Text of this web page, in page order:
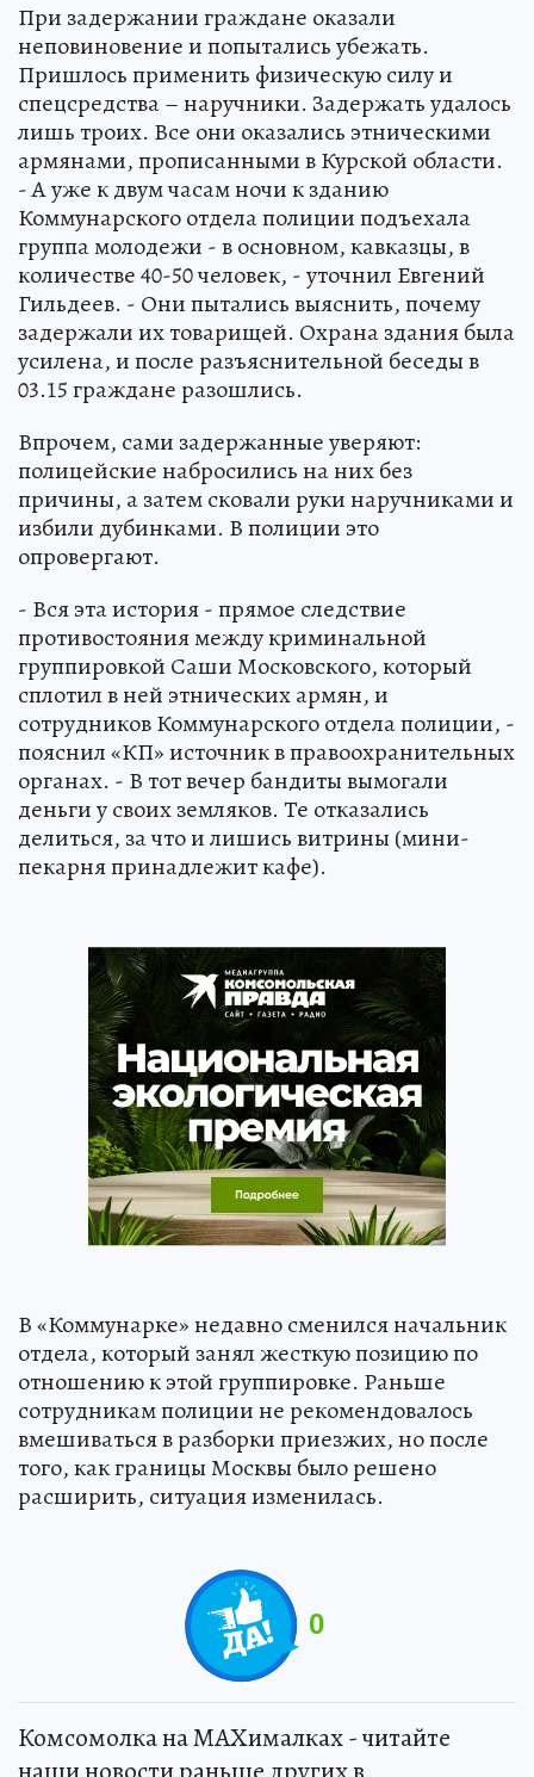
При задержании граждане оказали
неповиновение и попытались убежать.
Пришлось применить физическую силу и
спецсредства – наручники. Задержать удалось
лишь троих. Все они оказались этническими
армянами, прописанными в Курской области.
- А уже к двум часам ночи к зданию
Коммунарского отдела полиции подъехала
группа молодежи - в основном, кавказцы, в
количестве 40-50 человек, - уточнил Евгений
Гильдеев. - Они пытались выяснить, почему
задержали их товарищей. Охрана здания была
усилена, и после разъяснительной беседы в
03.15 граждане разошлись.
Впрочем, сами задержанные уверяют:
полицейские набросились на них без
причины, а затем сковали руки наручниками и
избили дубинками. В полиции это
опровергают.
- Вся эта история - прямое следствие
противостояния между криминальной
группировкой Саши Московского, который
сплотил в ней этнических армян, и
сотрудников Коммунарского отдела полиции, -
пояснил «КП» источник в правоохранительных
органах. - В тот вечер бандиты вымогали
деньги у своих земляков. Те отказались
делиться, за что и лишись витрины (мини-
пекарня принадлежит кафе).
В «Коммунарке» недавно сменился начальник
отдела, который занял жесткую позицию по
отношению к этой группировке. Раньше
сотрудникам полиции не рекомендовалось
вмешиваться в разборки приезжих, но после
того, как границы Москвы было решено
расширить, ситуация изменилась.
0
Комсомолка на MAXималках - читайте